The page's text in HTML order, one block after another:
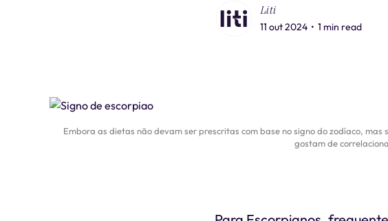
Liti
11 out 2024 • 1 min read
Embora as dietas não devam ser prescritas com base no signo do zodíaco,
gostam de